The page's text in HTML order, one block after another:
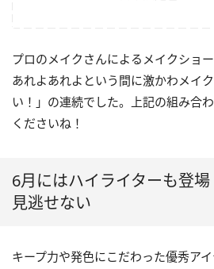
プロのメイクさんによるメイクショ
あれよあれよという間に激かわメイ
い！」の連続でした。上記の組み合
くださいね！
6月にはハイライターも登
見逃せない
キープ力や発色にこだわった優秀ア